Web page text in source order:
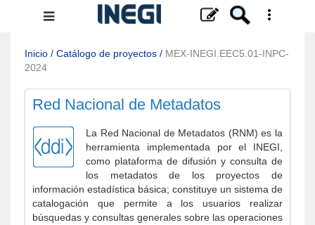
Menú
navegación
Inicio / Catálogo de proyectos / MEX-INEGI.EEC5.01-INPC-
2024
Red Nacional de Metadatos
La Red Nacional de Metadatos (RNM) es la
herramienta implementada por el INEGI,
como plataforma de difusión y consulta de
los metadatos de los proyectos de
información estadística básica; constituye un sistema de
catalogación que permite a los usuarios realizar
búsquedas y consultas generales sobre las operaciones